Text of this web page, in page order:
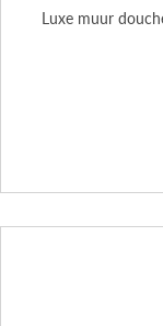
Luxe muur